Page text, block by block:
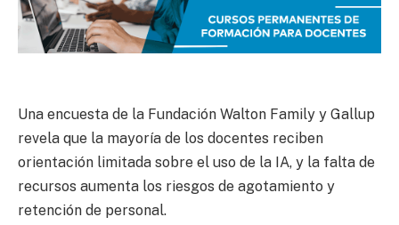
Una encuesta de la Fundación Walton Family y Gallup
revela que la mayoría de los docentes reciben
orientación limitada sobre el uso de la IA, y la falta de
recursos aumenta los riesgos de agotamiento y
retención de personal.